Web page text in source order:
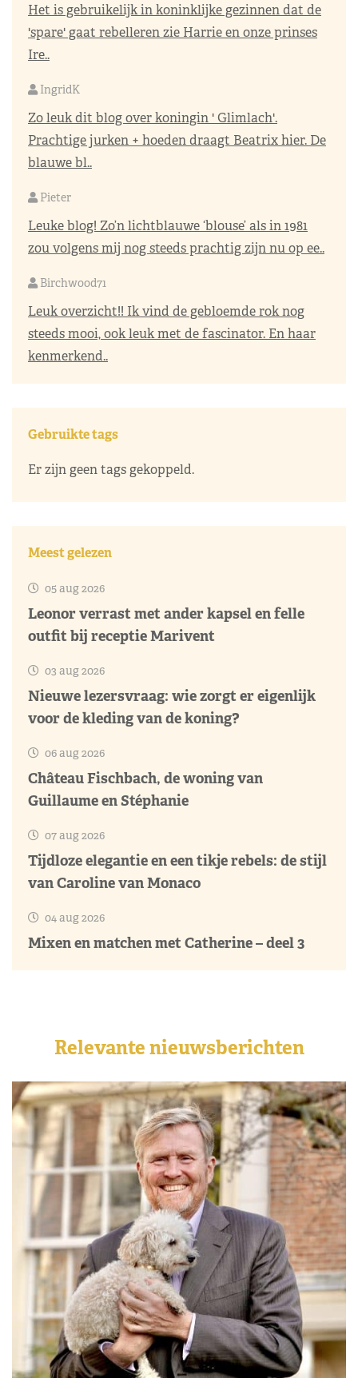
Het is gebruikelijk in koninklijke gezinnen dat de
'spare' gaat rebelleren zie Harrie en onze prinses
Ire..
IngridK
Zo leuk dit blog over koningin ' Glimlach'.
Prachtige jurken + hoeden draagt Beatrix hier. De
blauwe bl..
Pieter
Leuke blog! Zo’n lichtblauwe ‘blouse’ als in 1981
zou volgens mij nog steeds prachtig zijn nu op ee..
Birchwood71
Leuk overzicht!! Ik vind de gebloemde rok nog
steeds mooi, ook leuk met de fascinator. En haar
kenmerkend..
Gebruikte tags
Er zijn geen tags gekoppeld.
Meest gelezen
05 aug 2026
Leonor verrast met ander kapsel en felle
outfit bij receptie Marivent
03 aug 2026
Nieuwe lezersvraag: wie zorgt er eigenlijk
voor de kleding van de koning?
06 aug 2026
Château Fischbach, de woning van
Guillaume en Stéphanie
07 aug 2026
Tijdloze elegantie en een tikje rebels: de stijl
van Caroline van Monaco
04 aug 2026
Mixen en matchen met Catherine – deel 3
Relevante nieuwsberichten